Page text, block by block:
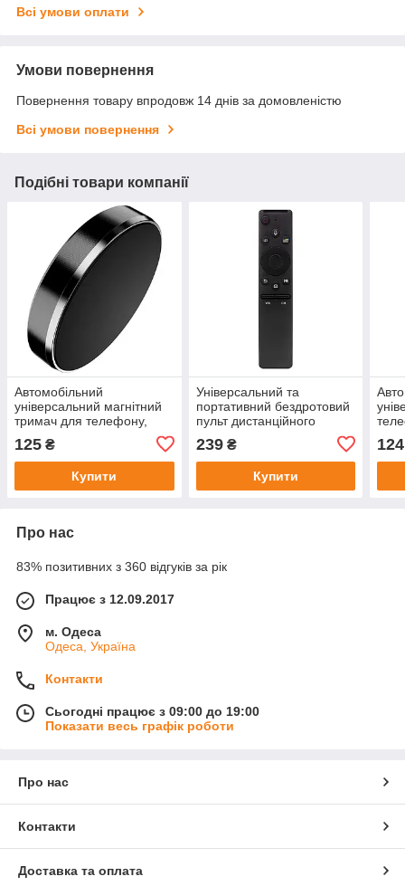
Всі умови оплати
Умови повернення
Повернення товару впродовж 14 днів за домовленістю
Всі умови повернення
Подібні товари компанії
Автомобільний
універсальний магнітний
тримач для телефону,
смартфона, будинки та
ключів Круглий
125 ₴
Купити
Універсальний та
портативний бездротовий
пульт дистанційного
керування для SAMSUNG
SMART TV
239₴
Купити
124
Про нас
83% позитивних з 360 відгуків за рік
Працює з 12.09.2017
м. Одеса
Одеса, Україна
Контакти
Сьогодні працює з 09:00 до 19:00
Показати весь графік роботи
Про нас
Контакти
Доставка та оплата